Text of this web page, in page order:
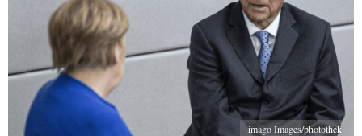
imago Images/photothek